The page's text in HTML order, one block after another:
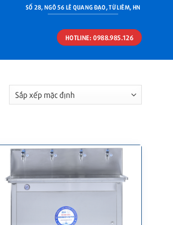
SỐ 28, NGÕ 56 LÊ QUANG ĐẠO, TỪ LIÊM, HN
HOTLINE: 0988.985.126